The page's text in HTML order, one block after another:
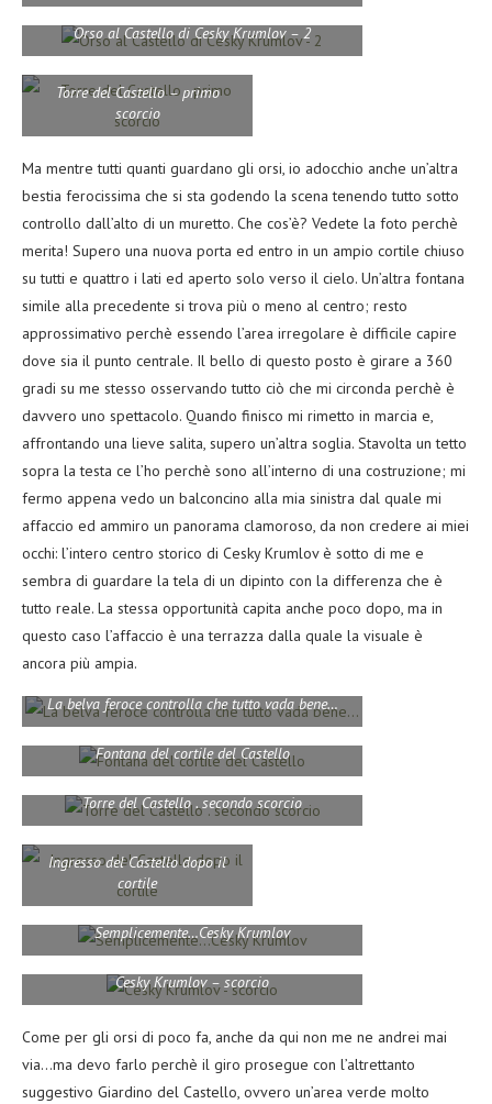
Orso al Castello di Cesky Krumlov – 2
Torre del Castello – primo
scorcio
Ma mentre tutti quanti guardano gli orsi, io adocchio anche un’altra
bestia ferocissima che si sta godendo la scena tenendo tutto sotto
controllo dall’alto di un muretto. Che cos’è? Vedete la foto perchè
merita! Supero una nuova porta ed entro in un ampio cortile chiuso
su tutti e quattro i lati ed aperto solo verso il cielo. Un’altra fontana
simile alla precedente si trova più o meno al centro; resto
approssimativo perchè essendo l’area irregolare è difficile capire
dove sia il punto centrale. Il bello di questo posto è girare a 360
gradi su me stesso osservando tutto ciò che mi circonda perchè è
davvero uno spettacolo. Quando finisco mi rimetto in marcia e,
affrontando una lieve salita, supero un’altra soglia. Stavolta un tetto
sopra la testa ce l’ho perchè sono all’interno di una costruzione; mi
fermo appena vedo un balconcino alla mia sinistra dal quale mi
affaccio ed ammiro un panorama clamoroso, da non credere ai miei
occhi: l’intero centro storico di Cesky Krumlov è sotto di me e
sembra di guardare la tela di un dipinto con la differenza che è
tutto reale. La stessa opportunità capita anche poco dopo, ma in
questo caso l’affaccio è una terrazza dalla quale la visuale è
ancora più ampia.
La belva feroce controlla che tutto vada bene…
Fontana del cortile del Castello
Torre del Castello . secondo scorcio
Ingresso del Castello dopo il
cortile
Semplicemente…Cesky Krumlov
Cesky Krumlov – scorcio
Come per gli orsi di poco fa, anche da qui non me ne andrei mai
via…ma devo farlo perchè il giro prosegue con l’altrettanto
suggestivo Giardino del Castello, ovvero un’area verde molto